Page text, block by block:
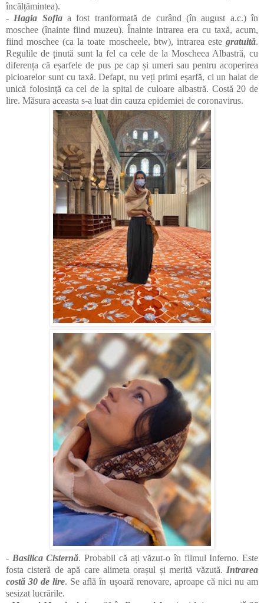
încălțămintea).
- Hagia Sofiaa fost tranformată de curând (în august a.c.) în
moschee (înainte fiind muzeu). Înainte intrarea era cu taxă, acum,
fiind moschee (ca la toate moscheele, btw), intrarea este gratuită.
Regulile de ținută sunt la fel ca cele de la Moscheea Albastră, cu
diferența că eșarfele de pus pe cap și umeri sau pentru acoperirea
picioarelor sunt cu taxă. Defapt, nu veți primi eșarfă, ci un halat de
unică folosință ca cel de la spital de culoare albastră. Costă 20 de
lire. Măsura aceasta s-a luat din cauza epidemiei de coronavirus.
- Basilica Cisternă. Probabil că ați văzut-o în filmul Inferno. Este
fosta cisteră de apă care alimeta orașul și merită văzută. Intrarea
costă 30 de lire. Se află în ușoară renovare, aproape că nici nu am
sesizat lucrările.